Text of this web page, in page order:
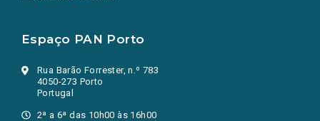
Espaço PAN Porto
Rua Barão Forrester, n.º 783
4050-273 Porto
Portugal
2ª a 6ª das 10h00 às 16h00